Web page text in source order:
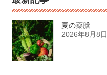
夏の薬膳
2026年8月8日